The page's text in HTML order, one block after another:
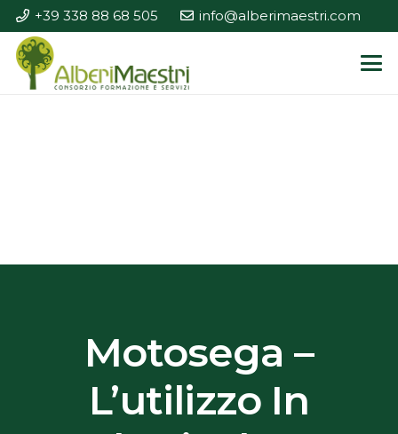
+39 338 88 68 505 info@alberimaestri.com
Motosega –
L’utilizzo In